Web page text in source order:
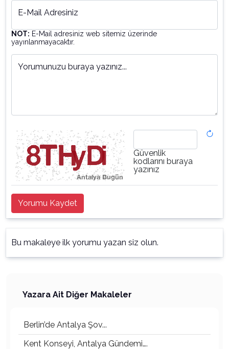
E-Mail Adresiniz
NOT: E-Mail adresiniz web sitemiz üzerinde
yayınlanmayacaktır.
Yorumunuzu buraya yazınız...
Güvenlik
kodlarını buraya
yazınız
Yorumu Kaydet
Bu makaleye ilk yorumu yazan siz olun.
Yazara Ait Diğer Makaleler
Berlin’de Antalya Şov...
Kent Konseyi, Antalya Gündemi….